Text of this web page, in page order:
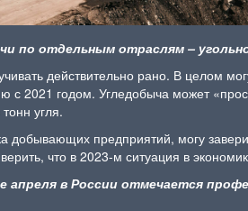
по отдельным отраслям –
действительно рано. В целом
с 2021 годом. Угледобыча может
угля.
добывающих предприятий, могу
что в 2023-м ситуация в
апреля в России отмечается